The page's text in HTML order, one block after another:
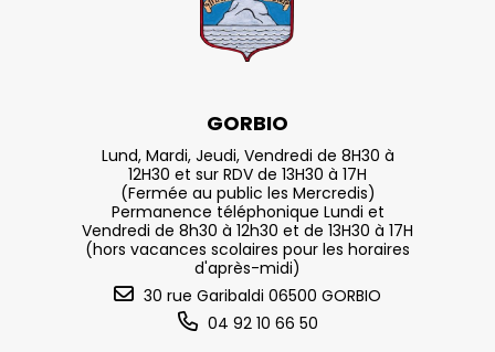
GORBIO
Lund, Mardi, Jeudi, Vendredi de 8H30 à
12H30 et sur RDV de 13H30 à 17H
(Fermée au public les Mercredis)
Permanence téléphonique Lundi et
Vendredi de 8h30 à 12h30 et de 13H30 à 17H
(hors vacances scolaires pour les horaires
d'après-midi)
30 rue Garibaldi 06500 GORBIO
04 92 10 66 50